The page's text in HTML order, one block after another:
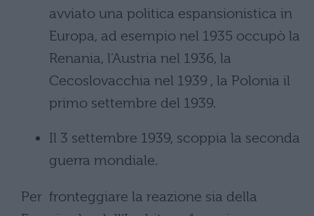
avviato una politica espansionistica in
Europa, ad esempio nel 1935 occupò la
Renania, l’Austria nel 1936, la
Cecoslovacchia nel 1939 , la Polonia il
primo settembre del 1939.
Il 3 settembre 1939, scoppia la seconda
guerra mondiale.
Per fronteggiare la reazione sia della